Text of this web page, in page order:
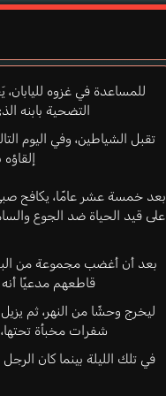
للمساعدة في غزوه
التضحية بابنه الذي
تقبل الشياطين، وفي اليوم
بعد خمسة عشر عامًا، يكافح
على قيد الحياة ضد الجوع
بعد أن أغضب مجموعة من
قاطعهم مدعيًا
ليخرج وحشًا من النهر، ثم
شفرات مخبأة
في تلك الليلة بينما كان